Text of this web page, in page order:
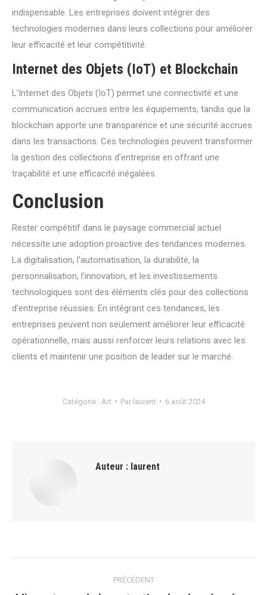
indispensable. Les entreprises doivent intégrer des
technologies modernes dans leurs collections pour améliorer
leur efficacité et leur compétitivité.
Internet des Objets (IoT) et Blockchain
L’Internet des Objets (IoT) permet une connectivité et une
communication accrues entre les équipements, tandis que la
blockchain apporte une transparence et une sécurité accrues
dans les transactions. Ces technologies peuvent transformer
la gestion des collections d’entreprise en offrant une
traçabilité et une efficacité inégalées.
Conclusion
Rester compétitif dans le paysage commercial actuel
nécessite une adoption proactive des tendances modernes.
La digitalisation, l’automatisation, la durabilité, la
personnalisation, l’innovation, et les investissements
technologiques sont des éléments clés pour des collections
d’entreprise réussies. En intégrant ces tendances, les
entreprises peuvent non seulement améliorer leur efficacité
opérationnelle, mais aussi renforcer leurs relations avec les
clients et maintenir une position de leader sur le marché.
Catégorie : Art Par laurent 6 août 2024
Auteur : laurent
PRÉCÉDENT